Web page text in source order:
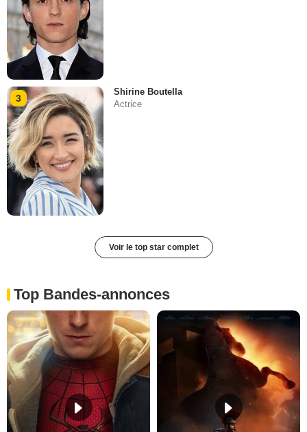
3
Shirine Boutella
Actrice
Voir le top star complet
Top Bandes-annonces